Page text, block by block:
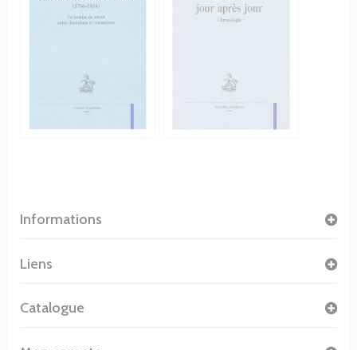
Informations
Liens
Catalogue